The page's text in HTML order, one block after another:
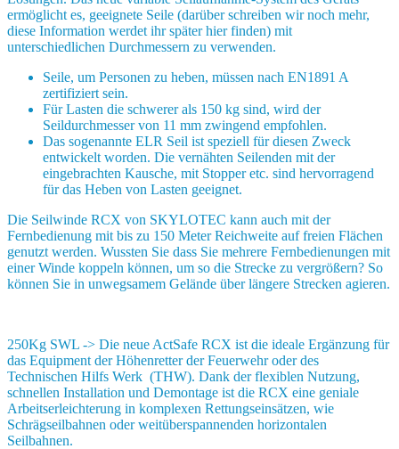
ermöglicht es, geeignete Seile (darüber schreiben wir noch mehr,
diese Information werdet ihr später hier finden) mit
unterschiedlichen Durchmessern zu verwenden.
Seile, um Personen zu heben, müssen nach EN1891 A
zertifiziert sein.
Für Lasten die schwerer als 150 kg sind, wird der
Seildurchmesser von 11 mm zwingend empfohlen.
Das sogenannte ELR Seil ist speziell für diesen Zweck
entwickelt worden. Die vernähten Seilenden mit der
eingebrachten Kausche, mit Stopper etc. sind hervorragend
für das Heben von Lasten geeignet.
Die Seilwinde RCX von SKYLOTEC kann auch mit der
Fernbedienung mit bis zu 150 Meter Reichweite auf freien Flächen
genutzt werden. Wussten Sie dass Sie mehrere Fernbedienungen mit
einer Winde koppeln können, um so die Strecke zu vergrößern? So
können Sie in unwegsamem Gelände über längere Strecken agieren.
250Kg SWL -> Die neue ActSafe RCX ist die ideale Ergänzung für
das Equipment der Höhenretter der Feuerwehr oder des
Technischen Hilfs Werk (THW). Dank der flexiblen Nutzung,
schnellen Installation und Demontage ist die RCX eine geniale
Arbeitserleichterung in komplexen Rettungseinsätzen, wie
Schrägseilbahnen oder weitüberspannenden horizontalen
Seilbahnen.